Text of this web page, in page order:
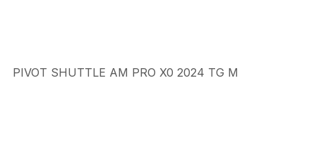
PIVOT SHUTTLE AM PRO X0 2024 TG M